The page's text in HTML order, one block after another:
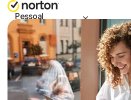
Pessoal
Pequenas empresas
Recursos